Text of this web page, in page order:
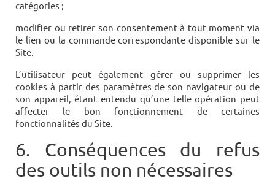
catégories ;
modifier ou retirer son consentement à tout moment via
le lien ou la commande correspondante disponible sur le
Site.
L’utilisateur peut également gérer ou supprimer les
cookies à partir des paramètres de son navigateur ou de
son appareil, étant entendu qu’une telle opération peut
affecter le bon fonctionnement de certaines
fonctionnalités du Site.
6. Conséquences du refus
des outils non nécessaires